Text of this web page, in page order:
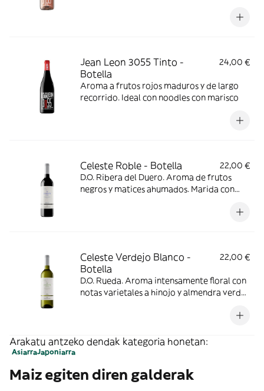
Jean Leon 3055 Tinto -
Botella
24,00 €
Aroma a frutos rojos maduros y de largo
recorrido. Ideal con noodles con marisco
Celeste Roble - Botella
22,00 €
D.O. Ribera del Duero. Aroma de frutos
negros y matices ahumados. Marida con
Celeste Verdejo Blanco -
Botella
22,00 €
D.O. Rueda. Aroma intensamente floral con
notas varietales a hinojo y almendra verde.
Arakatu antzeko dendak kategoria honetan:
AsiarraJaponiarra
Maiz egiten diren galderak